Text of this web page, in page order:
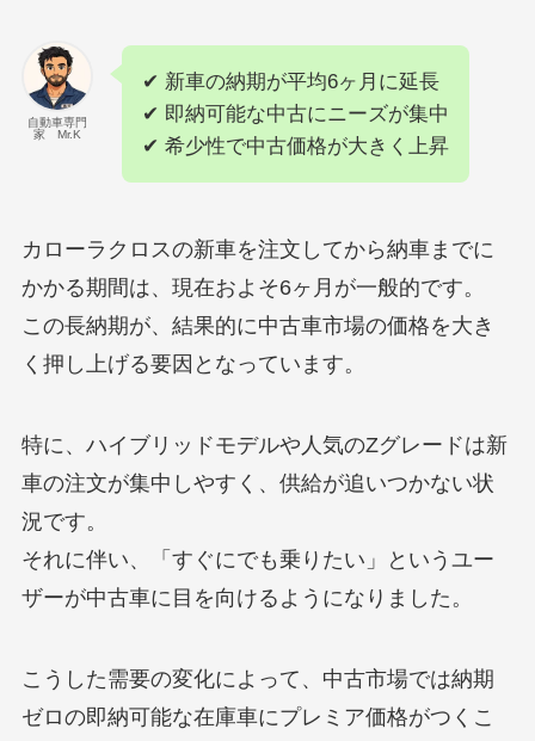
自動車専門
家 Mr.K
✔ 新車の納期が平均6ヶ月に延長
✔ 即納可能な中古にニーズが集中
✔ 希少性で中古価格が大きく上昇
カローラクロスの新車を注文してから納車までに
かかる期間は、現在およそ6ヶ月が一般的です。
この長納期が、結果的に中古車市場の価格を大き
く押し上げる要因となっています。
特に、ハイブリッドモデルや人気のZグレードは新
車の注文が集中しやすく、供給が追いつかない状
況です。
それに伴い、「すぐにでも乗りたい」というユー
ザーが中古車に目を向けるようになりました。
こうした需要の変化によって、中古市場では納期
ゼロの即納可能な在庫車にプレミア価格がつくこ